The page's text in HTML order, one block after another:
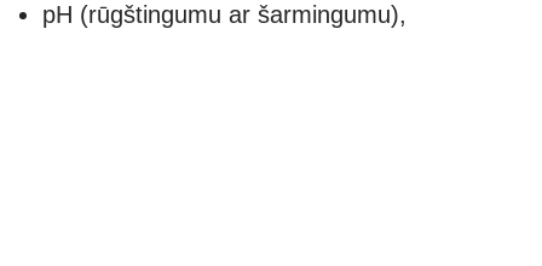
pH (rūgštingumu ar šarmingumu),